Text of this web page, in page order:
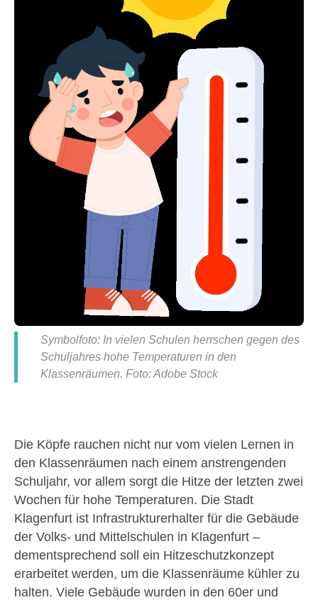
Symbolfoto: In vielen Schulen herrschen gegen des
Schuljahres hohe Temperaturen in den
Klassenräumen. Foto: Adobe Stock
Die Köpfe rauchen nicht nur vom vielen Lernen in
den Klassenräumen nach einem anstrengenden
Schuljahr, vor allem sorgt die Hitze der letzten zwei
Wochen für hohe Temperaturen. Die Stadt
Klagenfurt ist Infrastrukturerhalter für die Gebäude
der Volks- und Mittelschulen in Klagenfurt –
dementsprechend soll ein Hitzeschutzkonzept
erarbeitet werden, um die Klassenräume kühler zu
halten. Viele Gebäude wurden in den 60er und